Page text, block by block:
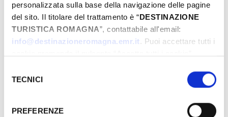
personalizzata sulla base della navigazione delle pagine
del sito. Il titolare del trattamento è “DESTINAZIONE
TURISTICA ROMAGNA”, contattabile all'email:
info@destinazioneromagna.emr.it. Puoi accettare tutti i
gestire le tue preferenze facendo clic su “Personalizza”.
Qualora acconsenti a tutti i cookie i Tuoi dati potranno
attualmente non fornisce garanzie idonee per il
delTECNICI
PREFERENZE
Municipalité